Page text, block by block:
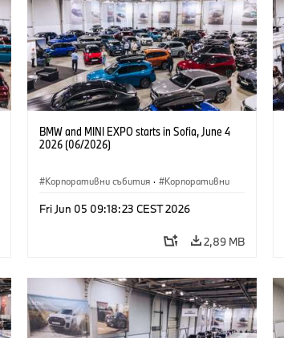
BMW and MINI EXPO starts in Sofia, June 4
2026 (06/2026)
Корпоративни събития · Корпоративни
Fri Jun 05 09:18:23 CEST 2026
2,89 MB